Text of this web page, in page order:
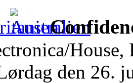
House,
den 26.